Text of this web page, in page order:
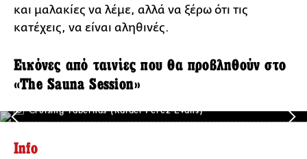
και μαλακίες να λέμε, αλλά να ξέρω ότι τις
κατέχεις, να είναι αληθινές.
Εικόνες από ταινίες που θα προβληθούν στο
«The Sauna Session»
Cruising Tabernas (Rafael Perez Evans)
Info